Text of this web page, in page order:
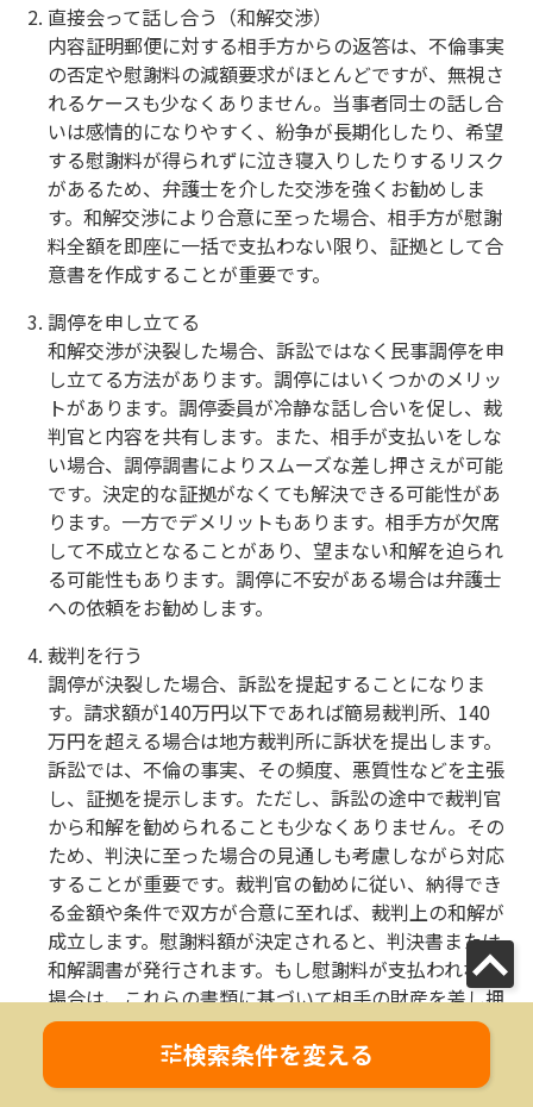
直接会って話し合う（和解交渉）
内容証明郵便に対する相手方からの返答は、不倫事実
の否定や慰謝料の減額要求がほとんどですが、無視さ
れるケースも少なくありません。当事者同士の話し合
いは感情的になりやすく、紛争が長期化したり、希望
する慰謝料が得られずに泣き寝入りしたりするリスク
があるため、弁護士を介した交渉を強くお勧めしま
す。和解交渉により合意に至った場合、相手方が慰謝
料全額を即座に一括で支払わない限り、証拠として合
意書を作成することが重要です。
調停を申し立てる
和解交渉が決裂した場合、訴訟ではなく民事調停を申
し立てる方法があります。調停にはいくつかのメリッ
トがあります。調停委員が冷静な話し合いを促し、裁
判官と内容を共有します。また、相手が支払いをしな
い場合、調停調書によりスムーズな差し押さえが可能
です。決定的な証拠がなくても解決できる可能性があ
ります。一方でデメリットもあります。相手方が欠席
して不成立となることがあり、望まない和解を迫られ
る可能性もあります。調停に不安がある場合は弁護士
への依頼をお勧めします。
裁判を行う
調停が決裂した場合、訴訟を提起することになりま
す。請求額が140万円以下であれば簡易裁判所、140
万円を超える場合は地方裁判所に訴状を提出します。
訴訟では、不倫の事実、その頻度、悪質性などを主張
し、証拠を提示します。ただし、訴訟の途中で裁判官
から和解を勧められることも少なくありません。その
ため、判決に至った場合の見通しも考慮しながら対応
することが重要です。裁判官の勧めに従い、納得でき
る金額や条件で双方が合意に至れば、裁判上の和解が
成立します。慰謝料額が決定されると、判決書または
和解調書が発行されます。もし慰謝料が支払われない
場合は、これらの書類に基づいて相手の財産を差し押
さえることが可能です。
那覇市の不倫・浮気・不貞行為の弁護士相
検索条件を変える